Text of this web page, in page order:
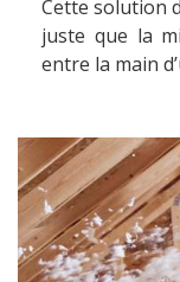
Cette solution
juste que la
entre la main